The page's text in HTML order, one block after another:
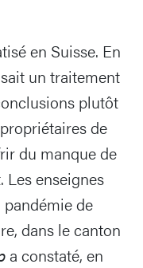
en Suisse. En
un traitement
plutôt
de
du manque de
Les enseignes
de
dans le canton
a constaté, en